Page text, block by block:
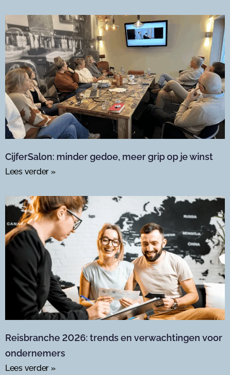
CijferSalon: minder gedoe, meer grip op je winst
Lees verder »
Reisbranche 2026: trends en verwachtingen voor
ondernemers
Lees verder »